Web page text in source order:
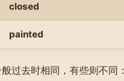
closed
painted
过去时相同，有些则不同：